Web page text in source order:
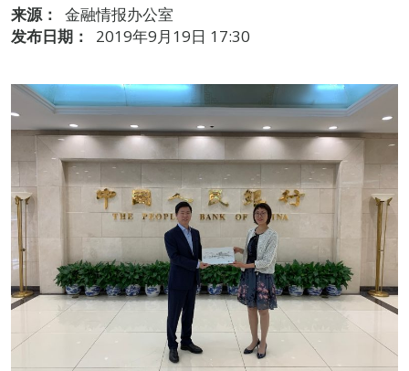
来源：
金融情报办公室
发布日期：
2019年9月19日 17:30